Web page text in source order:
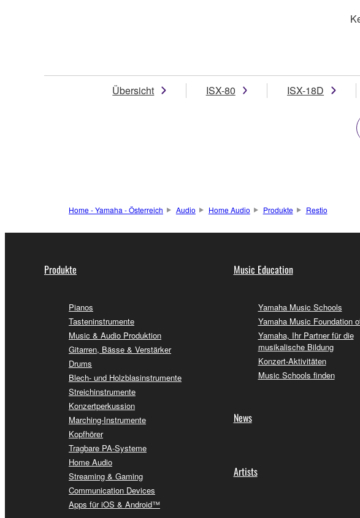
Übersicht ISX-80 ISX-18D
Home - Yamaha - Österreich Audio Home Audio Produkte Restio
Produkte
Pianos
Tasteninstrumente
Music & Audio Produktion
Gitarren, Bässe & Verstärker
Drums
Blech- und Holzblasinstrumente
Streichinstrumente
Konzertperkussion
Marching-Instrumente
Kopfhörer
Tragbare PA-Systeme
Home Audio
Streaming & Gaming
Communication Devices
Apps für iOS & Android™
Music Education
Yamaha Music Schools
Yamaha Music Foundation
Yamaha, Ihr Partner für die
musikalische Bildung
Konzert-Aktivitäten
Music Schools finden
News
Artists